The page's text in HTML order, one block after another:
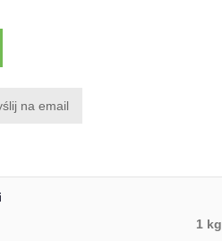
na email
1 kg